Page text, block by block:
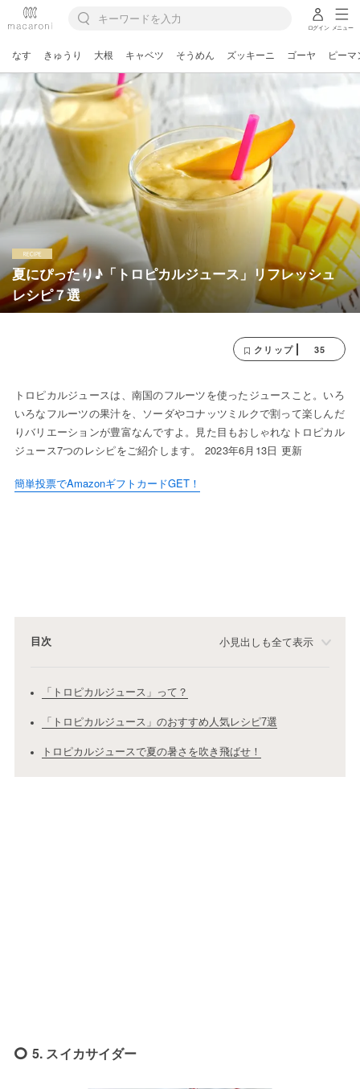
ログイン メニュー
なす きゅうり 大根 キャベツ そうめん ズッキーニ ゴーヤ ピーマ
夏にぴったり♪「トロピカルジュース」リフレッシュ
レシピ７選
クリップ 35
トロピカルジュースは、南国のフルーツを使ったジュースこと。いろ
いろなフルーツの果汁を、ソーダやコナッツミルクで割って楽しんだ
りバリエーションが豊富なんですよ。見た目もおしゃれなトロピカル
ジュース7つのレシピをご紹介します。 2023年6月13日 更新
簡単投票でAmazonギフトカードGET！
目次 小見出しも全て表示
「トロピカルジュース」って？
「トロピカルジュース」のおすすめ人気レシピ7選
トロピカルジュースで夏の暑さを吹き飛ばせ！
5. スイカサイダー